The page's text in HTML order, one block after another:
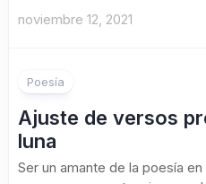
noviembre 12, 2021
Poesía
Ajuste de versos
luna
Ser un amante de la poesía